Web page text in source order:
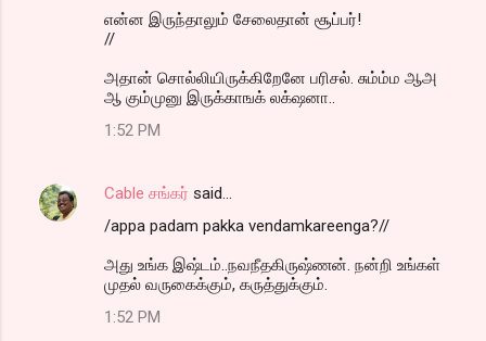
என்ன இருந்தாலும் சேலைதான் சூப்பர்!
//
அதான் சொல்லியிருக்கிறேனே பரிசல். சும்ம்ம ஆஅ
ஆ கும்முனு இருக்காஙக் லக்‌ஷனா..
1:52 PM
Cable சங்கர் said…
/appa padam pakka vendamkareenga?//
அது உங்க இஷ்டம்..நவநீதகிருஷ்ணன். நன்றி உங்கள்
முதல் வருகைக்கும், கருத்துக்கும்.
1:52 PM